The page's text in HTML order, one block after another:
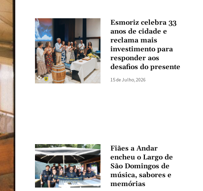
Esmoriz celebra 33
anos de cidade e
reclama mais
investimento para
responder aos
desafios do presente
15 de Julho, 2026
Fiães a Andar
encheu o Largo de
São Domingos de
música, sabores e
memórias